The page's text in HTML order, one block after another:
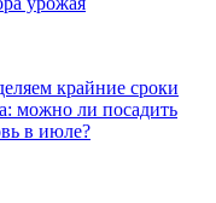
крайние сроки
можно ли посадить
в июле?